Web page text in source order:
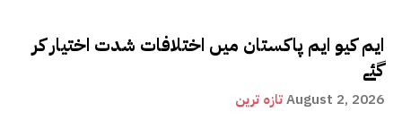
ایم کیو ایم پاکستان میں اختلافات شدت اختیار کر
گئے
تازہ ترینAugust 2, 2026